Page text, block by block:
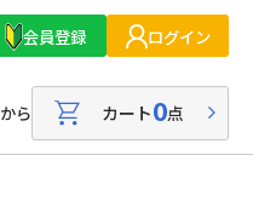
会員登録 ログイン
から カート0点